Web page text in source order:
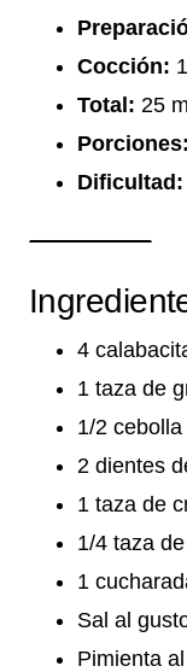
Cocción:
Total: 25
Porciones:
Dificultad:
4
1 taza de
1/2
2 dientes
1 taza de
1/4 taza
1
Sal al
Pimienta